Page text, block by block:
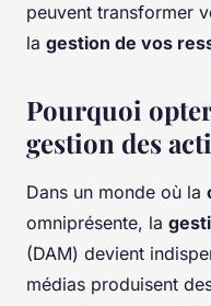
peuvent transformer
la gestion de vos
Pourquoi
gestion des
Dans un monde où la
omniprésente, la
(DAM) devient
médias produisent